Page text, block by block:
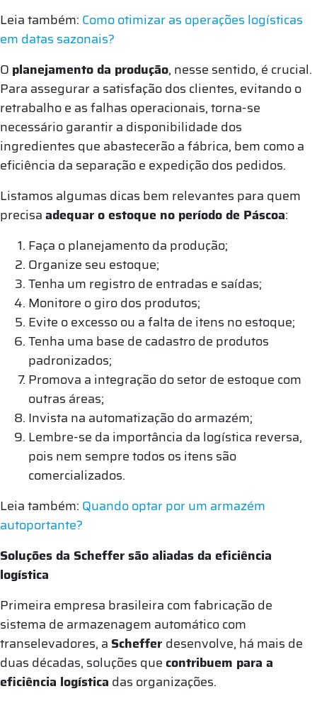
Leia também: Como otimizar as operações logísticas
em datas sazonais?
O planejamento da produção, nesse sentido, é crucial.
Para assegurar a satisfação dos clientes, evitando o
retrabalho e as falhas operacionais, torna-se
necessário garantir a disponibilidade dos
ingredientes que abastecerão a fábrica, bem como a
eficiência da separação e expedição dos pedidos.
Listamos algumas dicas bem relevantes para quem
precisaadequar o estoque no período de Páscoa:
Faça o planejamento da produção;
Organize seu estoque;
Tenha um registro de entradas e saídas;
Monitore o giro dos produtos;
Evite o excesso ou a falta de itens no estoque;
Tenha uma base de cadastro de produtos
padronizados;
Promova a integração do setor de estoque com
outras áreas;
Invista na automatização do armazém;
Lembre-se da importância da logística reversa,
pois nem sempre todos os itens são
comercializados.
Leia também: Quando optar por um armazém
autoportante?
Soluções da Scheffer são aliadas da eficiência
logística
Primeira empresa brasileira com fabricação de
sistema de armazenagem automático com
transelevadores, aScheffer desenvolve, há mais de
duas décadas, soluções quecontribuem para a
eficiência logística das organizações.